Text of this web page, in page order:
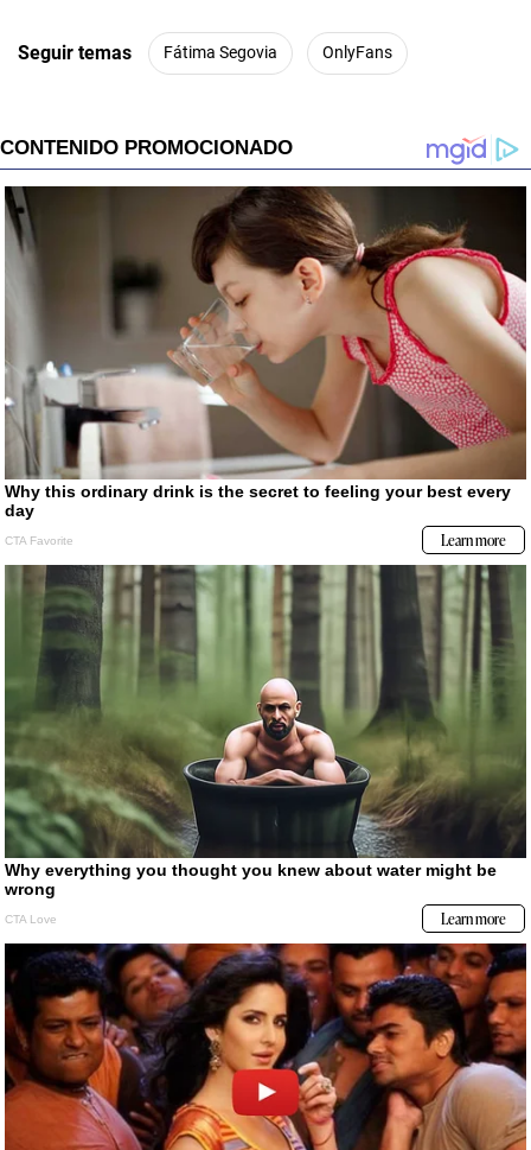
Seguir temas Fátima Segovia OnlyFans